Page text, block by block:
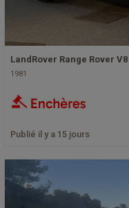
LandRover Range Rover
1981
Publié il y a 15 jours